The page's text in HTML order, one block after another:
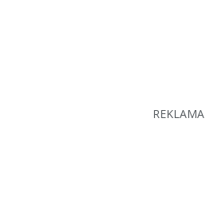
REKLAMA